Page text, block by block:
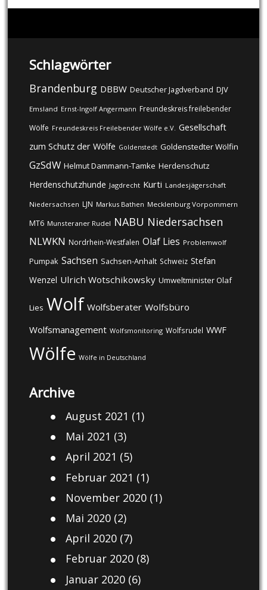
Schlagwörter
Brandenburg DBBW Deutscher Jagdverband DJV
Emsland Ernst-Ingolf Angermann Freundeskreis freilebender
Wölfe Freundeskreis Freilebender Wölfe e.V. Gesellschaft
zum Schutz der Wölfe Goldenstedt Goldenstedter Wölfin
GzSdW Helmut Dammann-Tamke Herdenschutz
Herdenschutzhunde Jagdrecht Kurti Landesjägerschaft
Niedersachsen LJN Markus Bathen Mecklenburg Vorpommern
MT6 Munsteraner Rudel NABU Niedersachsen
NLWKN Nordrhein-Westfalen Olaf Lies Problemwolf
Pumpak Sachsen Sachsen-Anhalt Schweiz Stefan
Wenzel Ulrich Wotschikowsky Umweltminister Olaf
Lies Wolf Wolfsberater Wolfsbüro
Wolfsmanagement Wolfsmonitoring Wolfsrudel WWF
Wölfe Wölfe in Deutschland
Archive
August 2021 (1)
Mai 2021 (3)
April 2021 (5)
Februar 2021 (1)
November 2020(1)
Mai 2020(2)
April 2020(7)
Februar 2020(8)
Januar 2020(6)